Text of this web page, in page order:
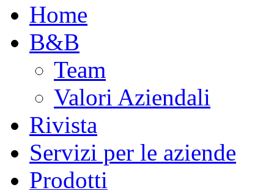
Home
B&B
Team
Valori Aziendali
Rivista
Servizi per le aziende
Prodotti